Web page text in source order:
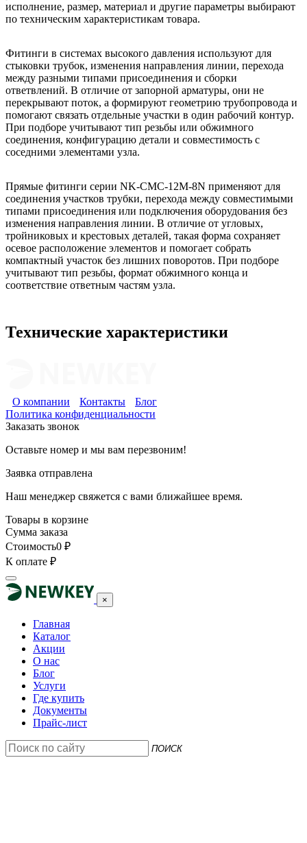
Прямые фитинги серии NK-CMC-12M-8N применяют для
соединения участков трубки, перехода между совместимыми
типами присоединения или подключения оборудования без
изменения направления линии. В отличие от угловых,
тройниковых и крестовых деталей, такая форма сохраняет
осевое расположение элементов и помогает собрать
компактный участок без лишних поворотов. При подборе
учитывают тип резьбы, формат обжимного конца и
соответствие ответным частям узла.
Фитинги в системах высокого давления используют для
стыковки трубок, изменения направления линии, перехода
между разными типами присоединения и сборки
ответвлений. В отличие от запорной арматуры, они не
перекрывают поток, а формируют геометрию трубопровода и
помогают связать отдельные участки в один рабочий контур.
При подборе учитывают тип резьбы или обжимного
соединения, конфигурацию детали и совместимость с
соседними элементами узла.
исполнение, размер, материал и другие параметры выбирают
по техническим характеристикам товара.
Технические характеристики
О компании Контакты
Блог
Политика конфиденциальности
Заказать звонок
Оставьте номер и мы вам перезвоним!
Заявка отправлена
Наш менеджер свяжется с вами ближайшее время.
Товары в корзине
Сумма заказа
Стоимость0 ₽
К оплате ₽
×
Главная
Каталог
Акции
О нас
Блог
Услуги
Где купить
Документы
Прайс-лист
ПОИСК